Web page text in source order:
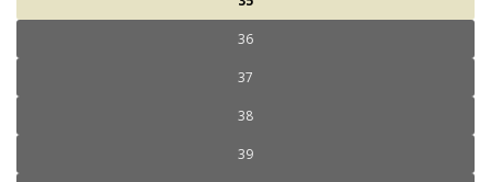
36
37
38
39